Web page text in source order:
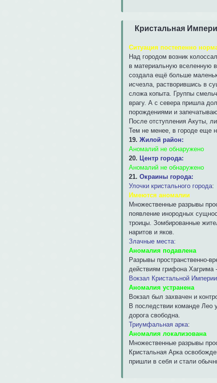
Кристальная
Ситуация постепенно
Над городом возник
в материальную вселенную
создала ещё больше
исчезла, растворившись в
сложа копыта. Группы
врагу. А с севера пришла
порождениями и
После отступления Акуты,
Тем не менее, в городе еще
19. Жилой район:
Аномалий не обнаружено
20. Центр города:
Аномалий не обнаружено
21. Окраины города:
Улочки кристального города:
Имеются аномалии
Множественные разрывы
появление инородных
троицы. Зомбированные
наритов и яков.
Злачные места:
Аномалия подавлена
Разрывы пространственно-
действиям грифона Хагрима
Вокзал Кристальной Империи
Аномалия устранена
Вокзал был захвачен и
В последствии команде Лео
дорога свободна.
Триумфальная арка:
Аномалия локализована
Множественные разрывы
Кристальная Арка
пришли в себя и стали